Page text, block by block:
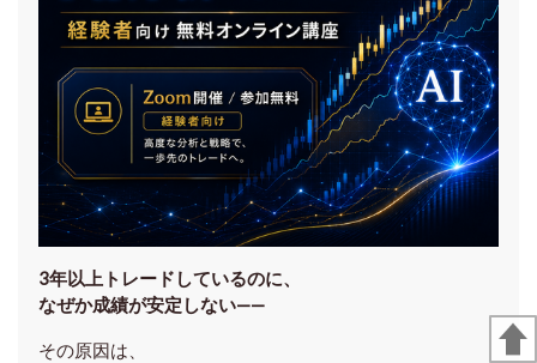
3年以上トレードしているのに、
なぜか成績が安定しない——
その原因は、